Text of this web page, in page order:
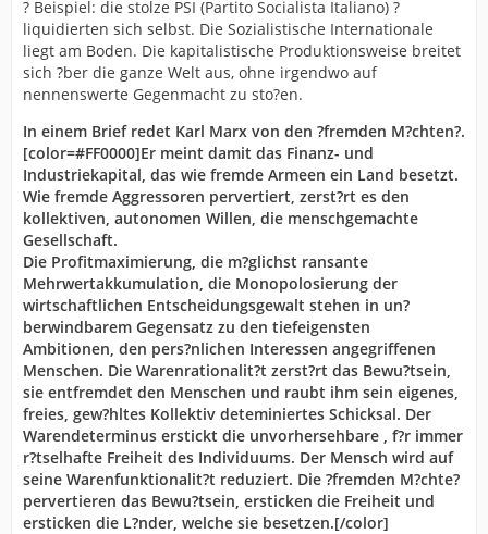
? Beispiel: die stolze PSI (Partito Socialista Italiano) ?
liquidierten sich selbst. Die Sozialistische Internationale
liegt am Boden. Die kapitalistische Produktionsweise breitet
sich ?ber die ganze Welt aus, ohne irgendwo auf
nennenswerte Gegenmacht zu sto?en.
In einem Brief redet Karl Marx von den ?fremden M?chten?.
[color=#FF0000]Er meint damit das Finanz- und
Industriekapital, das wie fremde Armeen ein Land besetzt.
Wie fremde Aggressoren pervertiert, zerst?rt es den
kollektiven, autonomen Willen, die menschgemachte
Gesellschaft.
Die Profitmaximierung, die m?glichst ransante
Mehrwertakkumulation, die Monopolosierung der
wirtschaftlichen Entscheidungsgewalt stehen in un?
berwindbarem Gegensatz zu den tiefeigensten
Ambitionen, den pers?nlichen Interessen angegriffenen
Menschen. Die Warenrationalit?t zerst?rt das Bewu?tsein,
sie entfremdet den Menschen und raubt ihm sein eigenes,
freies, gew?hltes Kollektiv deteminiertes Schicksal. Der
Warendeterminus erstickt die unvorhersehbare , f?r immer
r?tselhafte Freiheit des Individuums. Der Mensch wird auf
seine Warenfunktionalit?t reduziert. Die ?fremden M?chte?
pervertieren das Bewu?tsein, ersticken die Freiheit und
ersticken die L?nder, welche sie besetzen.[/color]